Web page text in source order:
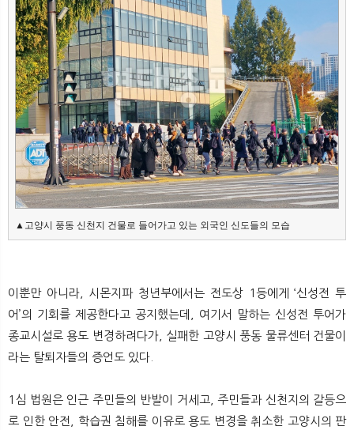
▲고양시 풍동 신천지 건물로 들어가고 있는 외국인 신도들의 모습
이뿐만 아니라, 시몬지파 청년부에서는 전도상 1등에게 ‘신성전 투
어’의 기회를 제공한다고 공지했는데, 여기서 말하는 신성전 투어가
종교시설로 용도 변경하려다가, 실패한 고양시 풍동 물류센터 건물이
라는 탈퇴자들의 증언도 있다.
1심 법원은 인근 주민들의 반발이 거세고, 주민들과 신천지의 갈등으
로 인한 안전, 학습권 침해를 이유로 용도 변경을 취소한 고양시의 판